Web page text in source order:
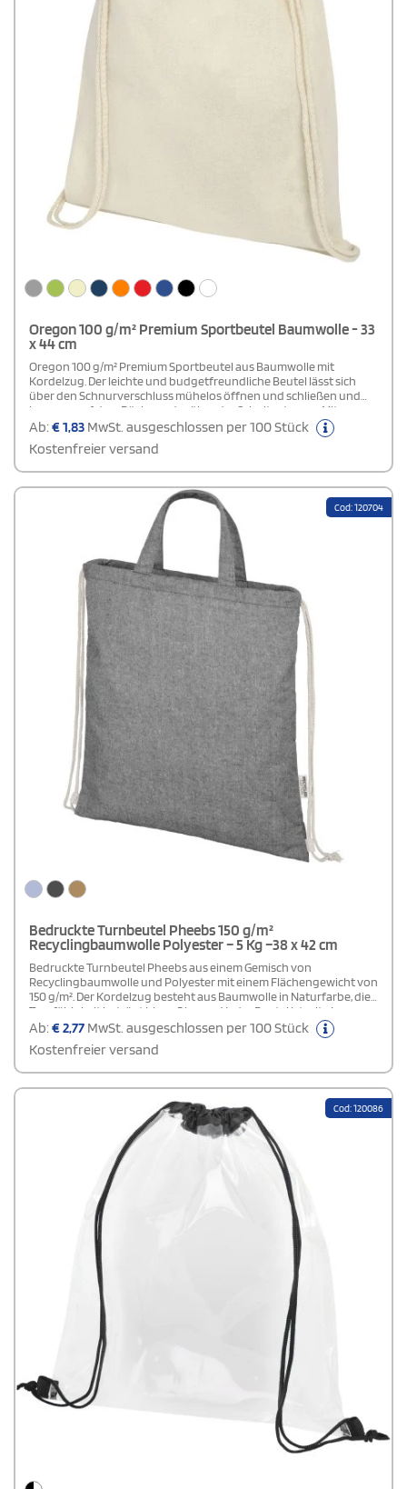
Oregon 100 g/m² Premium Sportbeutel Baumwolle - 33
x 44 cm
Oregon 100 g/m² Premium Sportbeutel aus Baumwolle mit
Kordelzug. Der leichte und budgetfreundliche Beutel lässt sich
über den Schnurverschluss mühelos öffnen und schließen und
bequem auf dem Rücken oder über der Schulter tragen.Mit
ausreichend Platz für kleine wie große Logos eignet er sich ideal
als Werbemittel für Veranstaltungen, Konferenzen oder das
Fitnessstudio.
Ab:€1,83 MwSt. ausgeschlossen per 100 Stück
Kostenfreier versand
Cod: 120704
Bedruckte Turnbeutel Pheebs 150 g/m²
Recyclingbaumwolle Polyester – 5 Kg –38 x 42 cm
Bedruckte Turnbeutel Pheebs aus einem Gemisch von
Recyclingbaumwolle und Polyester mit einem Flächengewicht von
150 g/m². Der Kordelzug besteht aus Baumwolle in Naturfarbe, die
Tragfähigkeit beträgt bis zu 5 kg, und jeder Beutel ist mit einem
Aware™ Tracer versehen.Die recycelte Baumwolle gewinnt man
aus Produktionsabfällen der Textilherstellung. Durch das
Zusammenführen ähnlicher Farbtöne entfällt ein zusätzlicher
Färbeprozess. Die Beschaffenheit des Materials führt zu minimalen
Farbabweichungen, die dem Beutel ein authentisches
Erscheinungsbild verleihen.Über einen QR-Code macht der
Aware™ Tracer die Herkunft und den Weg des Produkts
nachvollziehbar. Das stärkt die Transparenz der Lieferkette und
schafft einen engeren Bezug zum Herstellungsprozess. Die
Grifflänge beträgt 14 cm.
Ab:€2,77 MwSt. ausgeschlossen per 100 Stück
Kostenfreier versand
Cod: 120086